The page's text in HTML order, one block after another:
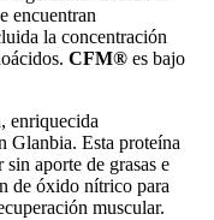
encuentran
la concentración
CFM®es bajo
enriquecida
Glanbia. Esta proteína
aporte de grasas e
de óxido nítrico para
muscular.